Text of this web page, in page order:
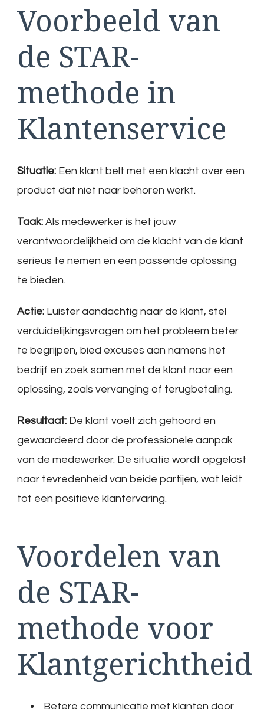
Voorbeeld van
de STAR-
methode in
Klantenservice
Situatie: Een klant belt met een klacht over een
product dat niet naar behoren werkt.
Taak: Als medewerker is het jouw
verantwoordelijkheid om de klacht van de klant
serieus te nemen en een passende oplossing
te bieden.
Actie: Luister aandachtig naar de klant, stel
verduidelijkingsvragen om het probleem beter
te begrijpen, bied excuses aan namens het
bedrijf en zoek samen met de klant naar een
oplossing, zoals vervanging of terugbetaling.
Resultaat: De klant voelt zich gehoord en
gewaardeerd door de professionele aanpak
van de medewerker. De situatie wordt opgelost
naar tevredenheid van beide partijen, wat leidt
tot een positieve klantervaring.
Voordelen van
de STAR-
methode voor
Klantgerichtheid
Betere communicatie met klanten door